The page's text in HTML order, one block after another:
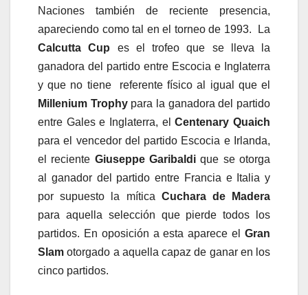
Naciones también de reciente presencia,
apareciendo como tal en el torneo de 1993. La
Calcutta Cup es el trofeo que se lleva la
ganadora del partido entre Escocia e Inglaterra
y que no tiene referente físico al igual que el
Millenium Trophypara la ganadora del partido
entre Gales e Inglaterra, elCentenary Quaich
para el vencedor del partido Escocia e Irlanda,
el reciente Giuseppe Garibaldique se otorga
al ganador del partido entre Francia e Italia y
por supuesto la mítica Cuchara de Madera
para aquella selección que pierde todos los
partidos. En oposición a esta aparece el Gran
Slam otorgado a aquella capaz de ganar en los
cinco partidos.